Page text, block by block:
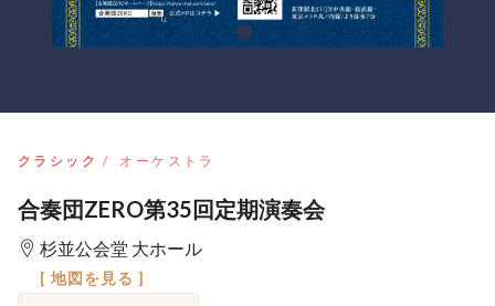
クラシック オーケストラ
合奏団ZERO第35回定期演奏会
杉並公会堂 大ホール
[ 地図を見る ]